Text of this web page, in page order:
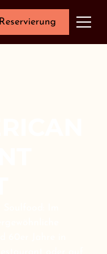
Reservierung